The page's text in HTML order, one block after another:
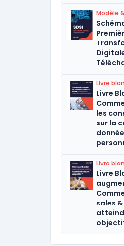
Modèle
Livre
Livre
les
sur la
Livre
Livre
sales